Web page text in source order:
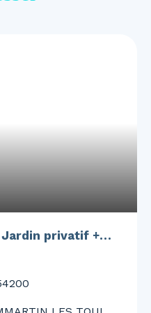
Jardin privatif +